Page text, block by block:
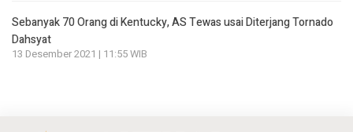
Sebanyak 70 Orang di Kentucky, AS Tewas usai Diterjang Tornado
Dahsyat
13 Desember 2021 | 11:55 WIB